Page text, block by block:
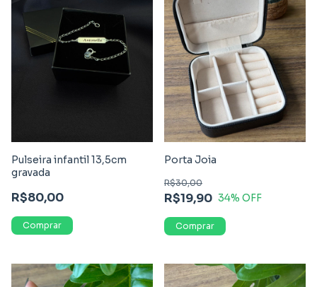
Pulseira infantil 13,5cm
gravada
R$80,00
Porta Joia
R$19,90
R$30,00
34% OFF